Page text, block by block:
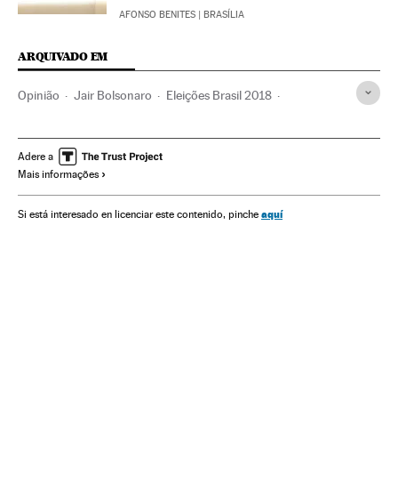
AFONSO BENITES | BRASÍLIA
ARQUIVADO EM
Opinião Jair Bolsonaro Eleições Brasil 2018
Eleições América Política
Adere a
Mais informações
Si está interesado en licenciar este contenido, pinche aquí